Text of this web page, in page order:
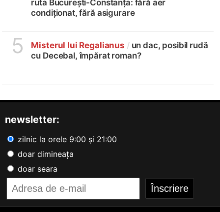
ruta București-Constanța: fără aer
condiționat, fără asigurare
5 Misterul lui Regalianus /un dac, posibil rudă
cu Decebal, împărat roman?
newsletter:
zilnic la orele 9:00 și 21:00
doar dimineața
doar seara